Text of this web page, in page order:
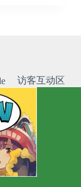
访客互动区